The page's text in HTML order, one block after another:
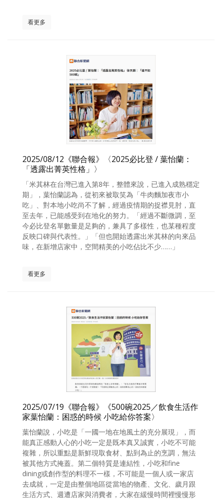
看更多
2025/08/12《聯合報》〈2025必比登 / 葉怡蘭：
「透露出菁英性格」〉
「米其林在台灣已進入第8年，整體來說，已進入成熟穩定
期」，葉怡蘭認為，從初來被取笑為「牛肉麵加夜市小
吃」、對本地小吃尚不了解，經過疫情期的捉襟見肘，直
至去年，已能感受到在地化的努力。「經過不斷微調，至
今必比登名單數量是足夠的，兼具了多樣性，也某種程度
反映口碑與代表性。」「但也開始透露出米其林的向來品
味，在新增店家中，空間精美的小吃佔比不少……」
看更多
2025/07/19《聯合報》《500碗2025／飲食生活作
家葉怡蘭：困惑的時候 小吃給你答案〉
葉怡蘭說，小吃是「一國一地在地風土的充分展現」，而
能真正感動人心的小吃一定是既本真又誠實，小吃不可能
複雜，所以重點是新鮮現取食材、點到為止的烹調，無法
被其他方式掩蓋。第二個特質是連結性，小吃和fine
dining或創作型的料理不一樣，不可能是一個人或一家店
去成就，一定是由整個地區從當地的物產、文化、歲月跟
生活方式、週遭店家與消費者，大家在緩慢時間裡慢慢形